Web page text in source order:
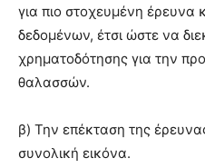
για πιο στοχευμένη έρευνα
δεδομένων, έτσι ώστε να
χρηματοδότησης για την
θαλασσών.
β) Την επέκταση της
συνολική εικόνα.